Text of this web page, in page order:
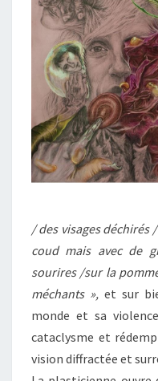
/ des visages déchirés
coud mais avec de
sourires /sur la
méchants »,et sur
monde et sa
cataclysme et
vision diffractée et